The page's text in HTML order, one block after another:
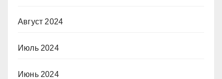
Август 2024
Июль 2024
Июнь 2024